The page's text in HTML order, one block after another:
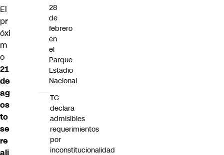
El
pr
óxi
m
o
21
de
ag
os
to
se
re
28
de
febrero
en
el
Parque
Estadio
Nacional
TC
declara
admisibles
requerimientos
por
inconstitucionalidad